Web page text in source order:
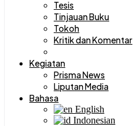
Tesis
Tinjauan Buku
Tokoh
Kritik dan Komentar
Kegiatan
Prisma News
Liputan Media
Bahasa
English
Indonesian